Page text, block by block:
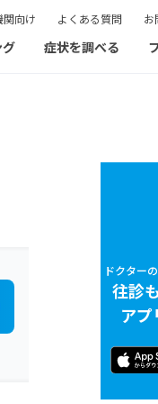
関向け よくある質問 お
症状を調べる
ドクター
往診
ア